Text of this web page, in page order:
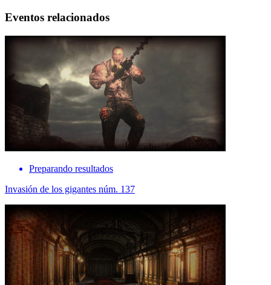
Eventos relacionados
Preparando resultados
Invasión de los gigantes núm. 137